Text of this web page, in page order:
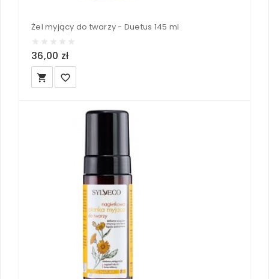
Żel myjący do twarzy - Duetus 145 ml
36,00 zł
local_grocery_store favorite_border